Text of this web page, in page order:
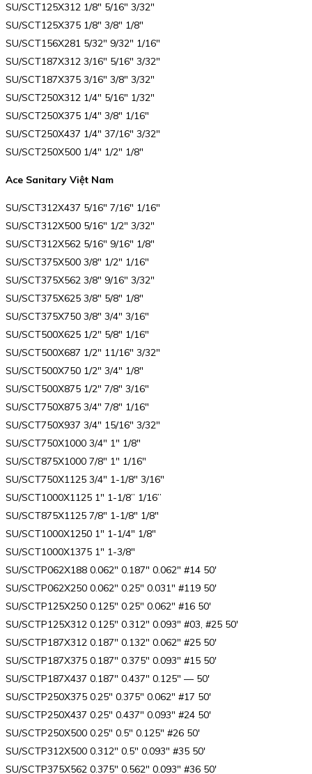
SU/SCT125X312 1/8″ 5/16″ 3/32″
SU/SCT125X375 1/8″ 3/8″ 1/8″
SU/SCT156X281 5/32″ 9/32″ 1/16″
SU/SCT187X312 3/16″ 5/16″ 3/32″
SU/SCT187X375 3/16″ 3/8″ 3/32″
SU/SCT250X312 1/4″ 5/16″ 1/32″
SU/SCT250X375 1/4″ 3/8″ 1/16″
SU/SCT250X437 1/4″ 37/16″ 3/32″
SU/SCT250X500 1/4″ 1/2″ 1/8″
Ace Sanitary Việt Nam
SU/SCT312X437 5/16″ 7/16″ 1/16″
SU/SCT312X500 5/16″ 1/2″ 3/32″
SU/SCT312X562 5/16″ 9/16″ 1/8″
SU/SCT375X500 3/8″ 1/2″ 1/16″
SU/SCT375X562 3/8″ 9/16″ 3/32″
SU/SCT375X625 3/8″ 5/8″ 1/8″
SU/SCT375X750 3/8″ 3/4″ 3/16″
SU/SCT500X625 1/2″ 5/8″ 1/16″
SU/SCT500X687 1/2″ 11/16″ 3/32″
SU/SCT500X750 1/2″ 3/4″ 1/8″
SU/SCT500X875 1/2″ 7/8″ 3/16″
SU/SCT750X875 3/4″ 7/8″ 1/16″
SU/SCT750X937 3/4″ 15/16″ 3/32″
SU/SCT750X1000 3/4″ 1″ 1/8″
SU/SCT875X1000 7/8″ 1″ 1/16″
SU/SCT750X1125 3/4″ 1-1/8″ 3/16″
SU/SCT1000X1125 1″ 1-1/8” 1/16”
SU/SCT875X1125 7/8″ 1-1/8″ 1/8″
SU/SCT1000X1250 1″ 1-1/4″ 1/8″
SU/SCT1000X1375 1″ 1-3/8″
SU/SCTP062X188 0.062″ 0.187″ 0.062″ #14 50′
SU/SCTP062X250 0.062″ 0.25″ 0.031″ #119 50′
SU/SCTP125X250 0.125″ 0.25″ 0.062″ #16 50′
SU/SCTP125X312 0.125″ 0.312″ 0.093″ #03, #25 50′
SU/SCTP187X312 0.187″ 0.132″ 0.062″ #25 50′
SU/SCTP187X375 0.187″ 0.375″ 0.093″ #15 50′
SU/SCTP187X437 0.187″ 0.437″ 0.125″ — 50′
SU/SCTP250X375 0.25″ 0.375″ 0.062″ #17 50′
SU/SCTP250X437 0.25″ 0.437″ 0.093″ #24 50′
SU/SCTP250X500 0.25″ 0.5″ 0.125″ #26 50′
SU/SCTP312X500 0.312″ 0.5″ 0.093″ #35 50′
SU/SCTP375X562 0.375″ 0.562″ 0.093″ #36 50′